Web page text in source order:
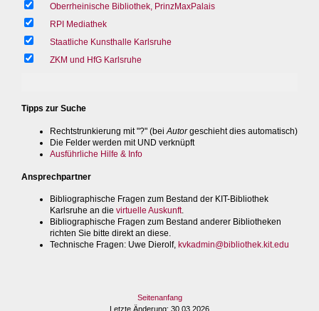
Oberrheinische Bibliothek, PrinzMaxPalais
RPI Mediathek
Staatliche Kunsthalle Karlsruhe
ZKM und HfG Karlsruhe
Tipps zur Suche
Rechtstrunkierung mit "?" (bei Autorgeschieht dies automatisch)
Die Felder werden mit UND verknüpft
Ausführliche Hilfe & Info
Ansprechpartner
Bibliographische Fragen zum Bestand der KIT-Bibliothek
Karlsruhe an die virtuelle Auskunft.
Bibliographische Fragen zum Bestand anderer Bibliotheken
richten Sie bitte direkt an diese.
Technische Fragen: Uwe Dierolf, kvkadmin@bibliothek.kit.edu
Seitenanfang
Letzte Änderung: 30.03.2026